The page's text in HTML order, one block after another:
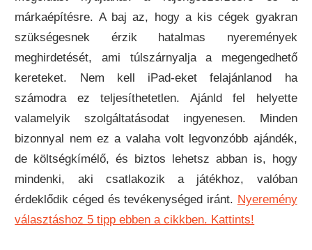
márkaépítésre. A baj az, hogy a kis cégek gyakran
szükségesnek érzik hatalmas nyeremények
meghirdetését, ami túlszárnyalja a megengedhető
kereteket. Nem kell iPad-eket felajánlanod ha
számodra ez teljesíthetetlen. Ajánld fel helyette
valamelyik szolgáltatásodat ingyenesen. Minden
bizonnyal nem ez a valaha volt legvonzóbb ajándék,
de költségkímélő, és biztos lehetsz abban is, hogy
mindenki, aki csatlakozik a játékhoz, valóban
érdeklődik céged és tevékenységed iránt. Nyeremény
választáshoz 5 tipp ebben a cikkben. Kattints!